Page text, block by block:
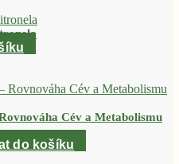
Cév a Metabolismu
do košíku